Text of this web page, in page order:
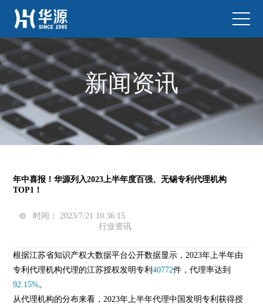
新闻资讯
年中喜报！华源列入2023上半年度百强、无锡专利代理机构
TOP1！

时间： 2023/7/21 10:36:15
行业资讯
根据江苏省知识产权大数据平台公开数据显示，2023年上半年由
专利代理机构代理的江苏授权发明专利40772件，代理率达到
92.15%。
从代理机构的分布来看，2023年上半年代理中国发明专利获得授